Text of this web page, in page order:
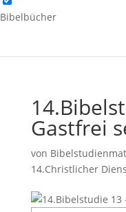
Bibelbücher
Gastfrei
von
14.Christlicher